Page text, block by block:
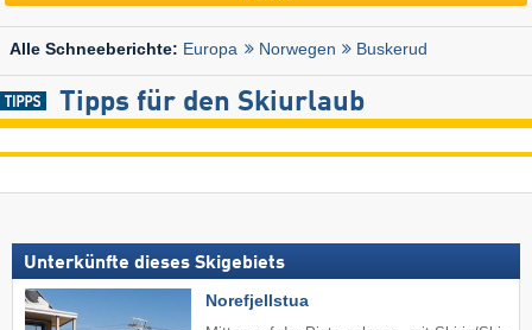
Alle Schneeberichte: Europa Norwegen Buskerud
Tipps für den Skiurlaub
Unterkünfte dieses Skigebiets
Norefjellstua